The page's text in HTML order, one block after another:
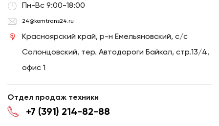
Пн-Вс 9:00-18:00
24@komtrans24.ru
Красноярский край, р-н Емельяновский, с/с
Солонцовский, тер. Автодороги Байкал, стр.13/4,
офис 1
Отдел продаж техники
+7 (391) 214-82-88